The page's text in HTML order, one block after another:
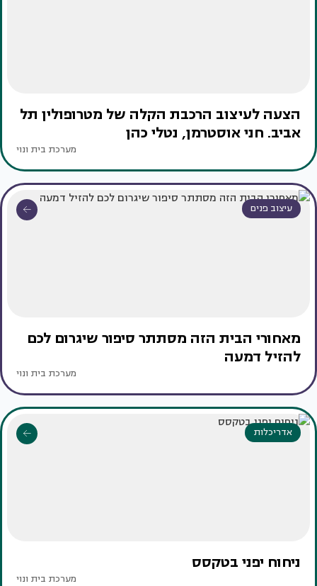
הצעה לעיצוב הרכבת הקלה של מטרופולין תל
אביב. חני אוסטרמן, נטלי כהן
מערכת בית ונוי
עיצוב פנים
מאחורי הבית הזה מסתתר סיפור שיגרום לכם
להזיל דמעה
מערכת בית ונוי
אדריכלות
ניחוח יפני בטקסס ‏
מערכת בית ונוי